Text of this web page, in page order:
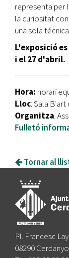
representa per
la curiositat
una sola
L'exposició
i el 27 d'abril.
Hora: horari
Lloc: Sala
Organitza:
Fulletó
Tornar al
Pl. Francesc
08290